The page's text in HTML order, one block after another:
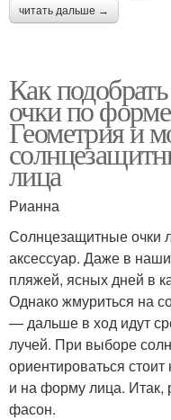
читать дальше →
Как
очки по
Геометрия и
лица
Рианна
Солнцезащитные
аксессуар. Даже в
пляжей, ясных дней в
Однако жмуриться на
— дальше в ход идут
лучей. При выборе
ориентироваться
и на форму лица. Итак,
фасон.